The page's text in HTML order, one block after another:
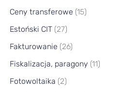
Ceny transferowe (15)
Estoński CIT (27)
Fakturowanie (26)
Fiskalizacja, paragony (11)
Fotowoltaika (2)